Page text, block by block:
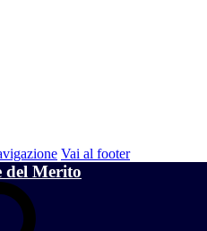
Vai al footer
del Merito